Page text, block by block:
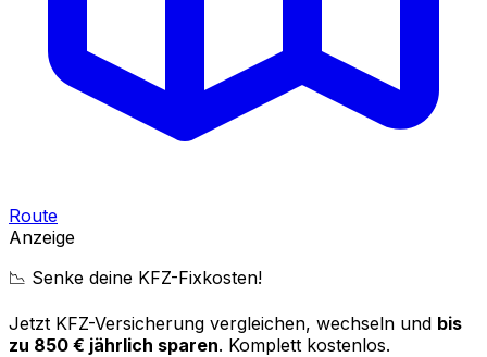
Route
Anzeige
📉 Senke deine KFZ-Fixkosten!
Jetzt KFZ-Versicherung vergleichen, wechseln und bis
zu 850 € jährlich sparen. Komplett kostenlos.